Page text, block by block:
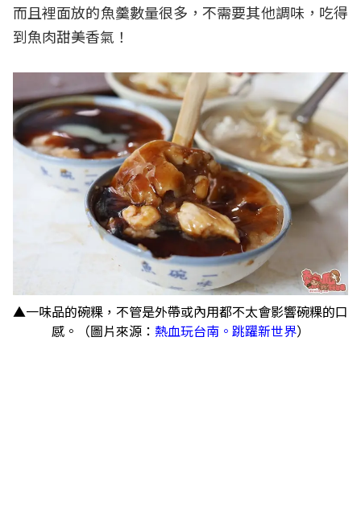
而且裡面放的魚羹數量很多，不需要其他調味，吃得
到魚肉甜美香氣！
▲一味品的碗粿，不管是外帶或內用都不太會影響碗粿的口
感。（圖片來源： 熱血玩台南。跳躍新世界）